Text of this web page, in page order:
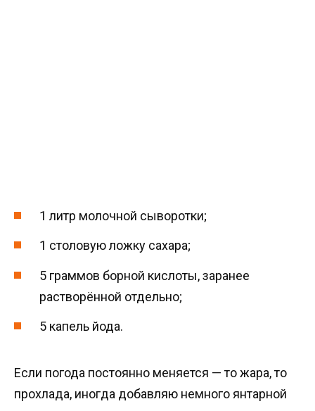
1 литр молочной сыворотки;
1 столовую ложку сахара;
5 граммов борной кислоты, заранее
растворённой отдельно;
5 капель йода.
Если погода постоянно меняется — то жара, то
прохлада, иногда добавляю немного янтарной